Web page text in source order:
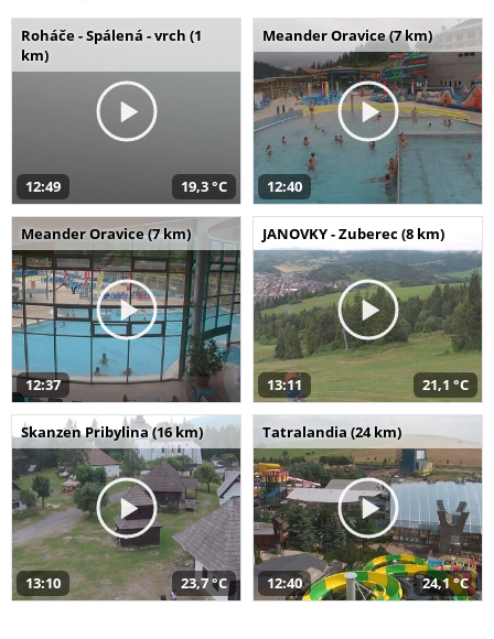
Roháče - Spálená - vrch (1
km)
12:49 19,3 °C
Meander Oravice (7 km)
12:40
Meander Oravice (7 km)
12:37
JANOVKY - Zuberec (8 km)
13:11 21,1 °C
Skanzen Pribylina (16 km)
13:10 23,7 °C
Tatralandia (24 km)
12:40 24,1 °C